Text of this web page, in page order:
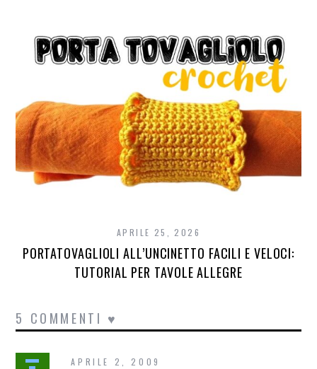
APRILE 25, 2026
PORTATOVAGLIOLI ALL’UNCINETTO FACILI E VELOCI:
TUTORIAL PER TAVOLE ALLEGRE
5 COMMENTI ♥
APRILE 2, 2009